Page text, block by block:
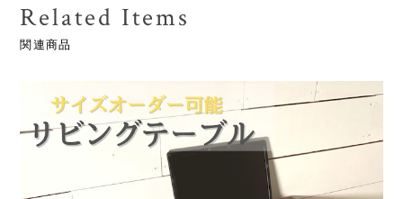
Related Items
関連商品